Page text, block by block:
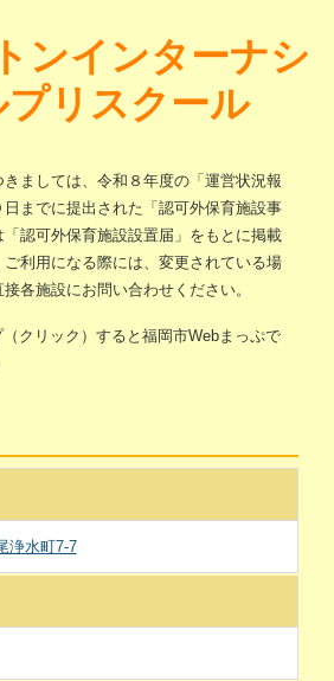
ンインターナシ
プリスクール
ましては、令和８年度の「運営状況報
までに提出された「認可外保育施設事
認可外保育施設設置届」をもとに掲載
利用になる際には、変更されている場
各施設にお問い合わせください。
クリック）すると福岡市Webまっぷで
浄水町7-7